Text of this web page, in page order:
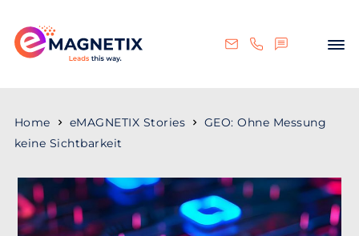
Home eMAGNETIX Stories
GEO: Ohne Messung
keine Sichtbarkeit